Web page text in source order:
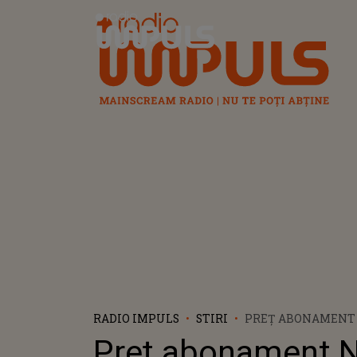
Radio Impuls
RADIO IMPULS STIRI
PREŢ
PENTRU A VEDEA